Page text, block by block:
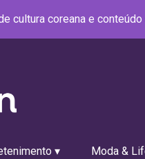
cultura coreana e
▾ Moda &